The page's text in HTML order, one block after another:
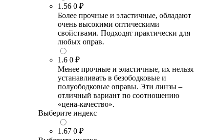
1.56 0 ₽
Более прочные и эластичные, обладают
очень высокими оптическими
свойствами. Подходят практически для
любых оправ.
1.6 0 ₽
Менее прочные и эластичные, их нельзя
устанавливать в безободковые и
полуободковые оправы. Эти линзы –
отличный вариант по соотношению
«цена-качество».
Выберите индекс
1.67 0 ₽